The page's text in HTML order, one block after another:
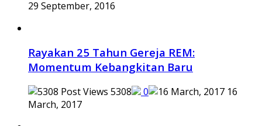
29 September, 2016
Rayakan 25 Tahun Gereja REM:
Momentum Kebangkitan Baru
5308 0
16
March, 2017